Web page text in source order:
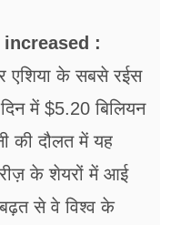
increased :
एशिया के सबसे रईस
में $5.20 बिलियन
की दौलत में यह
के शेयरों में आई
से वे विश्व के